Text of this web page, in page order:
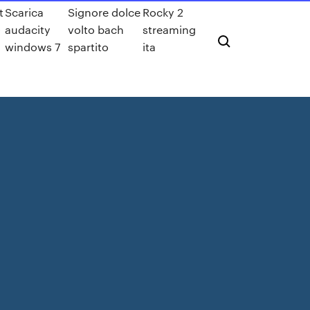
Scarica
audacity
windows 7
Signore dolce
volto bach
spartito
Rocky 2
streaming
ita